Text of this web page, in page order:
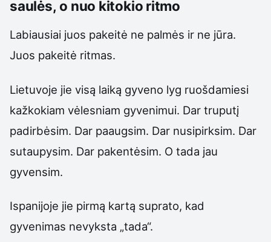
saulės, o nuo kitokio ritmo
Labiausiai juos pakeitė ne palmės ir ne jūra.
Juos pakeitė ritmas.
Lietuvoje jie visą laiką gyveno lyg ruošdamiesi
kažkokiam vėlesniam gyvenimui. Dar truputį
padirbėsim. Dar paaugsim. Dar nusipirksim. Dar
sutaupysim. Dar pakentėsim. O tada jau
gyvensim.
Ispanijoje jie pirmą kartą suprato, kad
gyvenimas nevyksta „tada“.